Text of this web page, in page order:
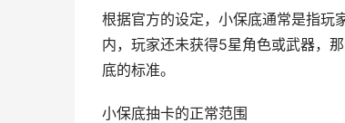
根据官方的设定，小保底通常是指
内，玩家还未获得5星角色或武器，
底的标准。
小保底抽卡的正常范围